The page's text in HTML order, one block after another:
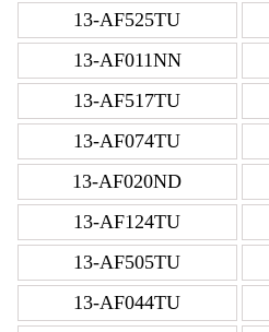
13-AF525TU
13-AF011NN
13-AF517TU
13-AF074TU
13-AF020ND
13-AF124TU
13-AF505TU
13-AF044TU